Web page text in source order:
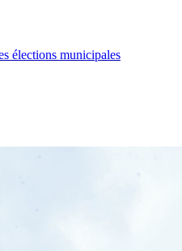
élections municipales